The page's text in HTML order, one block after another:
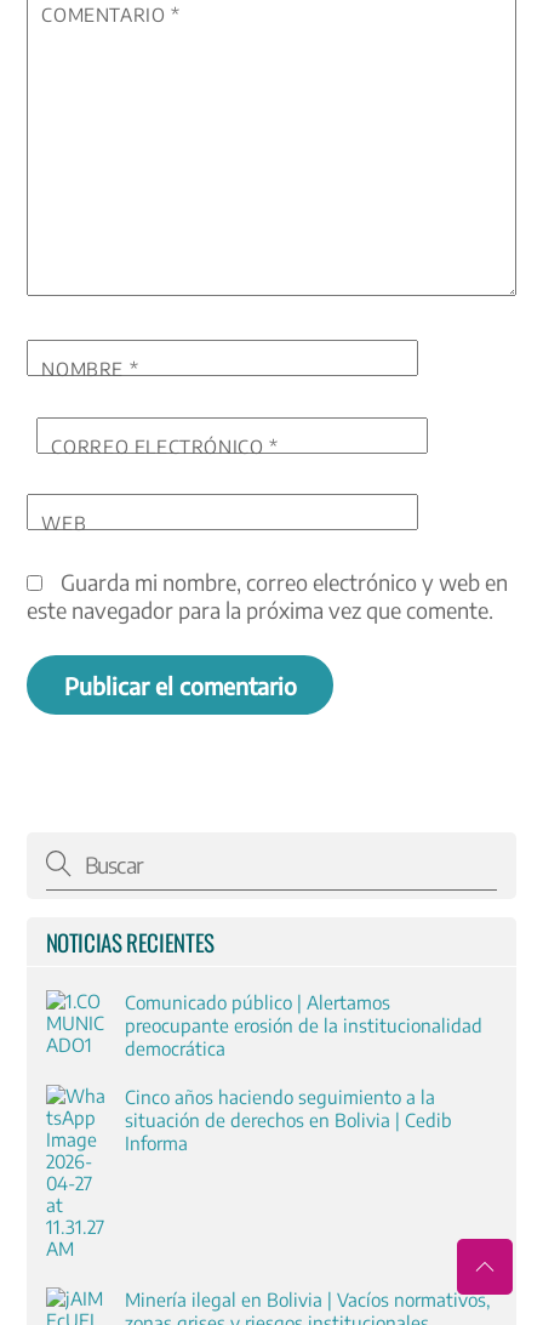
COMENTARIO*
NOMBRE *
CORREO ELECTRÓNICO*
WEB
Guarda mi nombre, correo electrónico y web en
este navegador para la próxima vez que comente.
NOTICIAS RECIENTES
Comunicado público | Alertamos
preocupante erosión de la institucionalidad
democrática
Cinco años haciendo seguimiento a la
situación de derechos en Bolivia | Cedib
Informa
Minería ilegal en Bolivia | Vacíos normativos,